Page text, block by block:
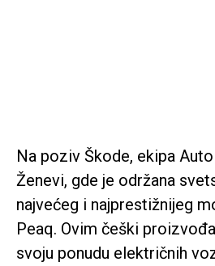
Na poziv Škode, ekipa
Ženevi, gde je održana
najvećeg i najprestižnijeg
Peaq. Ovim češki
svoju ponudu električnih